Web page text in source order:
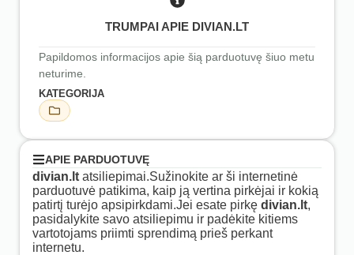
TRUMPAI APIE DIVIAN.LT
Papildomos informacijos apie šią parduotuvę šiuo metu
neturime.
KATEGORIJA
APIE PARDUOTUVĘ
divian.lt atsiliepimai.Sužinokite ar ši internetinė
parduotuvė patikima, kaip ją vertina pirkėjai ir kokią
patirtį turėjo apsipirkdami.Jei esate pirkę divian.lt,
pasidalykite savo atsiliepimu ir padėkite kitiems
vartotojams priimti sprendimą prieš perkant
internetu.